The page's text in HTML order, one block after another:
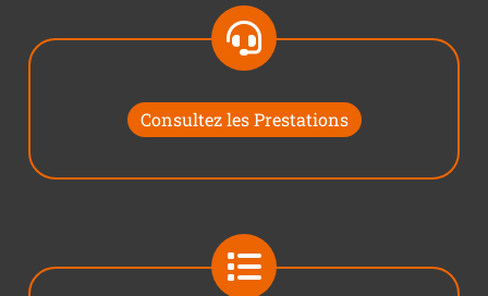
Consultez les Prestations